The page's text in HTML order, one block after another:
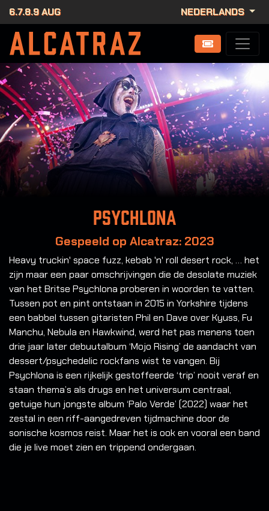
6.7.8.9 AUG NEDERLANDS
Psychlona
Gespeeld op Alcatraz: 2023
Heavy truckin' space fuzz, kebab 'n' roll desert rock, … het
zijn maar een paar omschrijvingen die de desolate muziek
van het Britse Psychlona proberen in woorden te vatten.
Tussen pot en pint ontstaan in 2015 in Yorkshire tijdens
een babbel tussen gitaristen Phil en Dave over Kyuss, Fu
Manchu, Nebula en Hawkwind, werd het pas menens toen
drie jaar later debuutalbum ‘Mojo Rising’ de aandacht van
dessert/psychedelic rockfans wist te vangen. Bij
Psychlona is een rijkelijk gestoffeerde ‘trip’ nooit veraf en
staan thema’s als drugs en het universum centraal,
getuige hun jongste album ‘Palo Verde’ (2022) waar het
zestal in een riff-aangedreven tijdmachine door de
sonische kosmos reist. Maar het is ook en vooral een band
die je live moet zien en trippend ondergaan.